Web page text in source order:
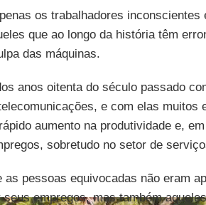
os trabalhadores inconscientes
que ao longo da história têm
das máquinas.
anos oitenta do século passado
e com elas muitos
aumento na produtividade e,
sobretudo no setor de
pessoas equivocadas não eram
empregos, mas também